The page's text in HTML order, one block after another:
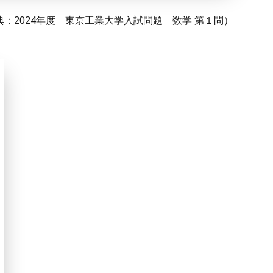
：2024年度 東京工業大学入試問題 数学 第１問）